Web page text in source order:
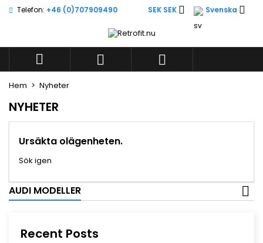
Telefon: +46 (0)707909490 Svenska 
SEK SEK 
  
Hem Nyheter
AUDI MODELLER
Recent Posts
NYHETER
Ursäkta olägenheten.
Sök igen
×
Create new list
×
((confirmMessage))
((cancelText))
×
((label))
×
Du måste vara inloggad för att kunna lägga till
produkter i din önskelista.